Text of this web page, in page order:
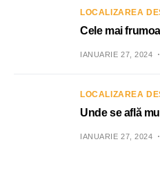
LOCALIZAREA
Cele mai
IANUARIE 27, 2024
LOCALIZAREA
Unde se află
IANUARIE 27, 2024